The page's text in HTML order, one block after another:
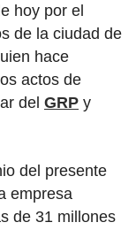
hoy por el
de la ciudad de
hace
actos de
del GRP y
del presente
empresa
de 31 millones